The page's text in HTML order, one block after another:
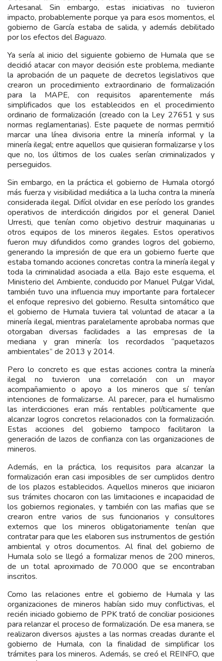
Artesanal. Sin embargo, estas iniciativas no tuvieron
impacto, probablemente porque ya para esos momentos, el
gobierno de García estaba de salida, y además debilitado
por los efectos delBaguazo.
Ya sería al inicio del siguiente gobierno de Humala que se
decidió atacar con mayor decisión este problema, mediante
la aprobación de un paquete de decretos legislativos que
crearon un procedimiento extraordinario de formalización
para la MAPE, con requisitos aparentemente más
simplificados que los establecidos en el procedimiento
ordinario de formalización (creado con la Ley 27651 y sus
normas reglamentarias). Este paquete de normas permitió
marcar una línea divisoria entre la minería informal y la
minería ilegal; entre aquellos que quisieran formalizarse y los
que no, los últimos de los cuales serían criminalizados y
perseguidos.
Sin embargo, en la práctica el gobierno de Humala otorgó
más fuerza y visibilidad mediática a la lucha contra la minería
considerada ilegal. Difícil olvidar en ese período los grandes
operativos de interdicción dirigidos por el general Daniel
Urresti, que tenían como objetivo destruir maquinarias u
otros equipos de los mineros ilegales. Estos operativos
fueron muy difundidos como grandes logros del gobierno,
generando la impresión de que era un gobierno fuerte que
estaba tomando acciones concretas contra la minería ilegal y
toda la criminalidad asociada a ella. Bajo este esquema, el
Ministerio del Ambiente, conducido por Manuel Pulgar Vidal,
también tuvo una influencia muy importante para fortalecer
el enfoque represivo del gobierno. Resulta sintomático que
el gobierno de Humala tuviera tal voluntad de atacar a la
minería ilegal, mientras paralelamente aprobaba normas que
otorgaban diversas facilidades a las empresas de la
mediana y gran minería: los recordados “paquetazos
ambientales” de 2013 y 2014.
Pero lo concreto es que estas acciones contra la minería
ilegal no tuvieron una correlación con un mayor
acompañamiento o apoyo a los mineros que sí tenían
intenciones de formalizarse. Al parecer, para el humalismo
las interdicciones eran más rentables políticamente que
alcanzar logros concretos relacionados con la formalización.
Estas acciones del gobierno tampoco facilitaron la
generación de lazos de confianza con las organizaciones de
mineros.
Además, en la práctica, los requisitos para alcanzar la
formalización eran casi imposibles de ser cumplidos dentro
de los plazos establecidos. Aquellos mineros que iniciaron
sus trámites chocaron con las limitaciones e incapacidad de
los gobiernos regionales, y también con las mafias que se
crearon entre varios de sus funcionarios y consultores
externos que los mineros obligatoriamente tenían que
contratar para que les elaboren sus instrumentos de gestión
ambiental y otros documentos. Al final del gobierno de
Humala solo se llegó a formalizar menos de 200 mineros,
de un total aproximado de 70.000 que se encontraban
inscritos.
Como las relaciones entre el gobierno de Humala y las
organizaciones de mineros habían sido muy conflictivas, el
recién iniciado gobierno de PPK trató de conciliar posiciones
para relanzar el proceso de formalización. De esa manera, se
realizaron diversos ajustes a las normas creadas durante el
gobierno de Humala, con la finalidad de simplificar los
trámites para los mineros. Además, se creó el REINFO, que